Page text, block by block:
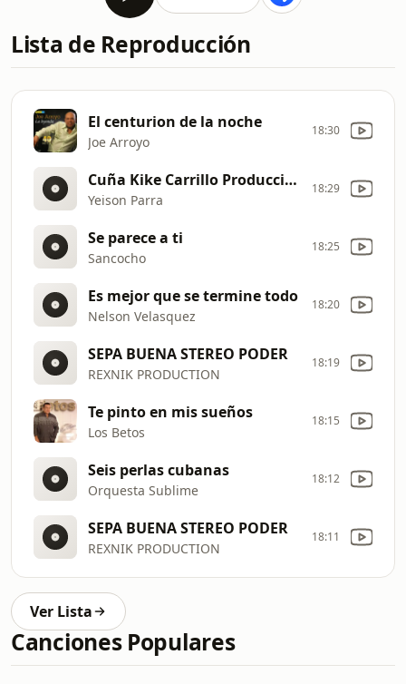
Lista de Reproducción
El centurion de la noche
Joe Arroyo
18:30
Cuña Kike Carrillo Producciones
Yeison Parra
18:29
Se parece a ti
Sancocho
18:25
Es mejor que se termine todo
Nelson Velasquez
18:20
SEPA BUENA STEREO PODER
REXNIK PRODUCTION
18:19
Te pinto en mis sueños
Los Betos
18:15
Seis perlas cubanas
Orquesta Sublime
18:12
SEPA BUENA STEREO PODER
REXNIK PRODUCTION
18:11
Ver Lista
Canciones Populares